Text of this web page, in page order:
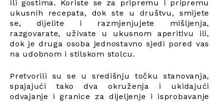
ili gostima. Koriste se za pripremu i pripremu
ukusnih recepata, dok ste u društvu, smijete
se, dijelite i razmjenjujete mišljenja,
razgovarate, uživate u ukusnom aperitivu ili,
dok je druga osoba jednostavno sjedi pored vas
na udobnom i stilskom stolcu.
Pretvorili su se u središnju točku stanovanja,
spajajući tako dva okruženja i ukidajući
odvajanje i granice za dijeljenje i isprobavanje